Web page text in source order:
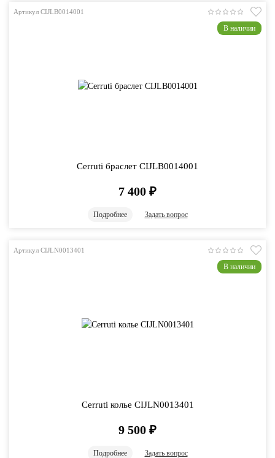
Артикул CIJLB0014001
В наличии
Cerruti браслет CIJLB0014001
7 400 ₽
Подробнее Задать вопрос
Артикул CIJLN0013401
В наличии
Cerruti колье CIJLN0013401
9 500 ₽
Подробнее Задать вопрос